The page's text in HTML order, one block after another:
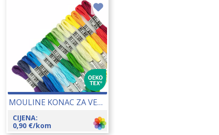
MOULINE KONAC ZA VEZENJE 25148
CIJENA:
0,90 €/kom